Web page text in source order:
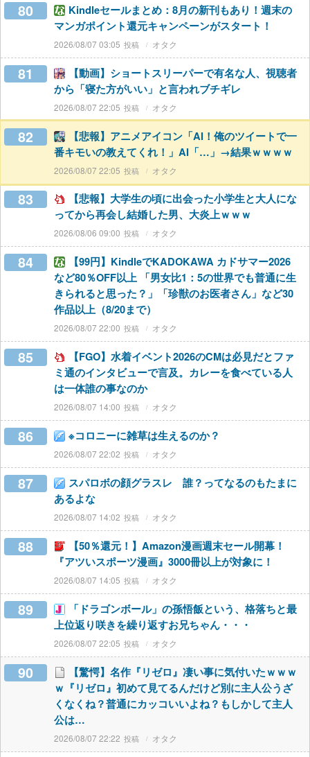
80
Kindleセールまとめ：8月の新刊もあり！週末の
マンガポイント還元キャンペーンがスタート！
2026/08/07 03:05 オタク
81
【動画】ショートスリーパーで有名な人、視聴者
から「寝た方がいい」と言われブチギレ
2026/08/07 22:05 オタク
82
【悲報】アニメアイコン「AI！俺のツイートで一
番キモいの教えてくれ！」AI「…」→結果ｗｗｗｗ
2026/08/07 22:05 オタク
83
【悲報】大学生の頃に出会った小学生と大人にな
ってから再会し結婚した男、大炎上ｗｗｗ
2026/08/06 09:00 オタク
84
【99円】KindleでKADOKAWA カドサマー2026
など80％OFF以上 「男女比1：5の世界でも普通に生
きられると思った？」「珍獣のお医者さん」など30
作品以上（8/20まで）
2026/08/07 22:00 オタク
85
【FGO】水着イベント2026のCMは必見だとファ
ミ通のインタビューで言及。カレーを食べている人
は一体誰の事なのか
2026/08/07 14:00 オタク
86 ※コロニーに雑草は生えるのか？
2026/08/07 22:02 オタク
87
スパロボの顔グラスレ 誰？ってなるのもたまに
あるよな
2026/08/07 14:02 オタク
88
【50％還元！】Amazon漫画週末セール開幕！
『アツいスポーツ漫画』3000冊以上が対象に！
2026/08/07 14:05 オタク
89
「ドラゴンボール」の孫悟飯という、格落ちと最
上位返り咲きを繰り返すお兄ちゃん・・・
2026/08/07 22:05 オタク
90
【驚愕】名作『リゼロ』凄い事に気付いたｗｗｗ
ｗ『リゼロ』初めて見てるんだけど別に主人公うざ
くなくね？普通にカッコいいよね？もしかして主人
公は…
2026/08/07 22:22 オタク